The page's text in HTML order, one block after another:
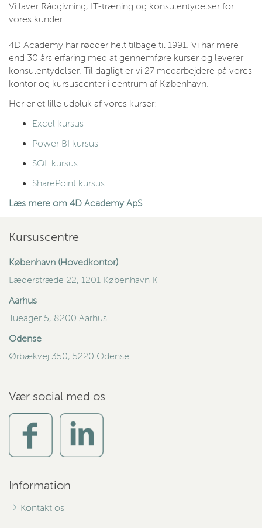
Vi laver Rådgivning, IT-træning og konsulentydelser for
vores kunder.
4D Academy har rødder helt tilbage til 1991. Vi har mere
end 30 års erfaring med at gennemføre kurser og leverer
konsulentydelser. Til dagligt er vi 27 medarbejdere på vores
kontor og kursuscenter i centrum af København.
Her er et lille udpluk af vores kurser:
Excel kursus
Power BI kursus
SQL kursus
SharePoint kursus
Læs mere om 4D Academy ApS
Kursuscentre
København (Hovedkontor)
Læderstræde 22, 1201 København K
Aarhus
Tueager 5, 8200 Aarhus
Odense
Ørbækvej 350, 5220 Odense
Vær social med os
Information
Kontakt os